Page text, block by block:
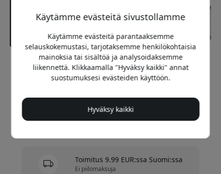
Suositeltava hinta
39.99 EUR
Osta nyt
Toimitus 9.99 EUR:ssa Suomi:ssa
Ei piilomaksuja
Käytämme evästeitä sivustollamme
Käytämme evästeitä parantaaksemme
selauskokemustasi, tarjotaksemme henkilökohtaisia
mainoksia tai sisältöä ja analysoidaksemme
liikennettä. Klikkaamalla "Hyväksy kaikki" annat
suostumuksesi evästeiden käyttöön.
Hyväksy kaikki